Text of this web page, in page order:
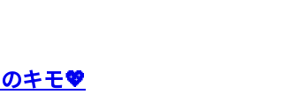
キモ💖